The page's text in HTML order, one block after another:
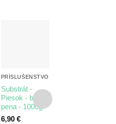
PRÍSLUŠENSTVO
Substrát -
Piesok - biela
pena - 1000g
6,90 €